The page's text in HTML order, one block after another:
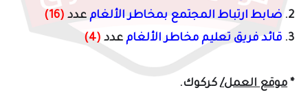
2. ضابط ارتباط المجتمع بمخاطر الألغام عدد (16)
3. قائد فريق تعليم مخاطر الألغام عدد (4)
* موقع العمل/كركوك.